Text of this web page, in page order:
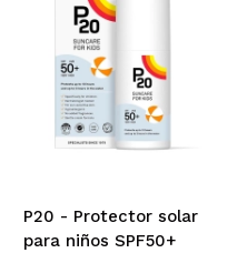
P20 - Protector solar
para niños SPF50+